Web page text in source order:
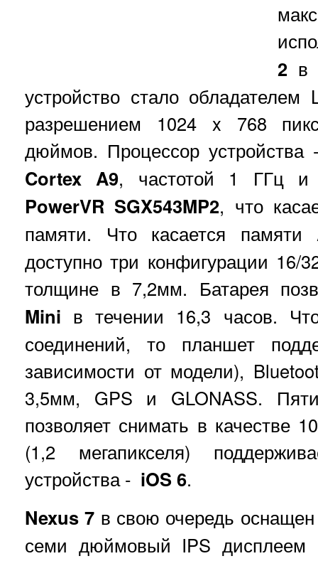
2 в
устройство стало
разрешением 1024 x 768
дюймов. Процессор
Cortex A9, частотой 1 ГГц и
PowerVR SGX543MP2, что
памяти. Что касается памяти
доступно три конфигурации 16/
толщине в 7,2мм. Батарея
Mini в течении 16,3 часов.
соединений, то планшет
зависимости от модели),
3,5мм, GPS и GLONASS. Пяти
позволяет снимать в качестве
(1,2 мегапикселя)
устройства - iOS 6.
Nexus 7 в свою очередь
семи дюймовый IPS дисплеем